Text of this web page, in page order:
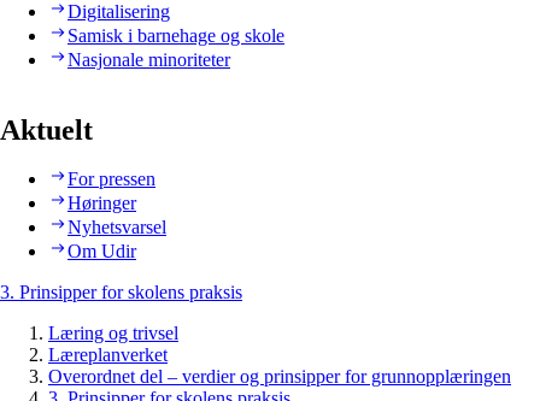
Digitalisering
Samisk i barnehage og skole
Nasjonale minoriteter
Aktuelt
For pressen
Høringer
Nyhetsvarsel
Om Udir
3. Prinsipper for skolens praksis
Læring og trivsel
Læreplanverket
Overordnet del – verdier og prinsipper for grunnopplæringen